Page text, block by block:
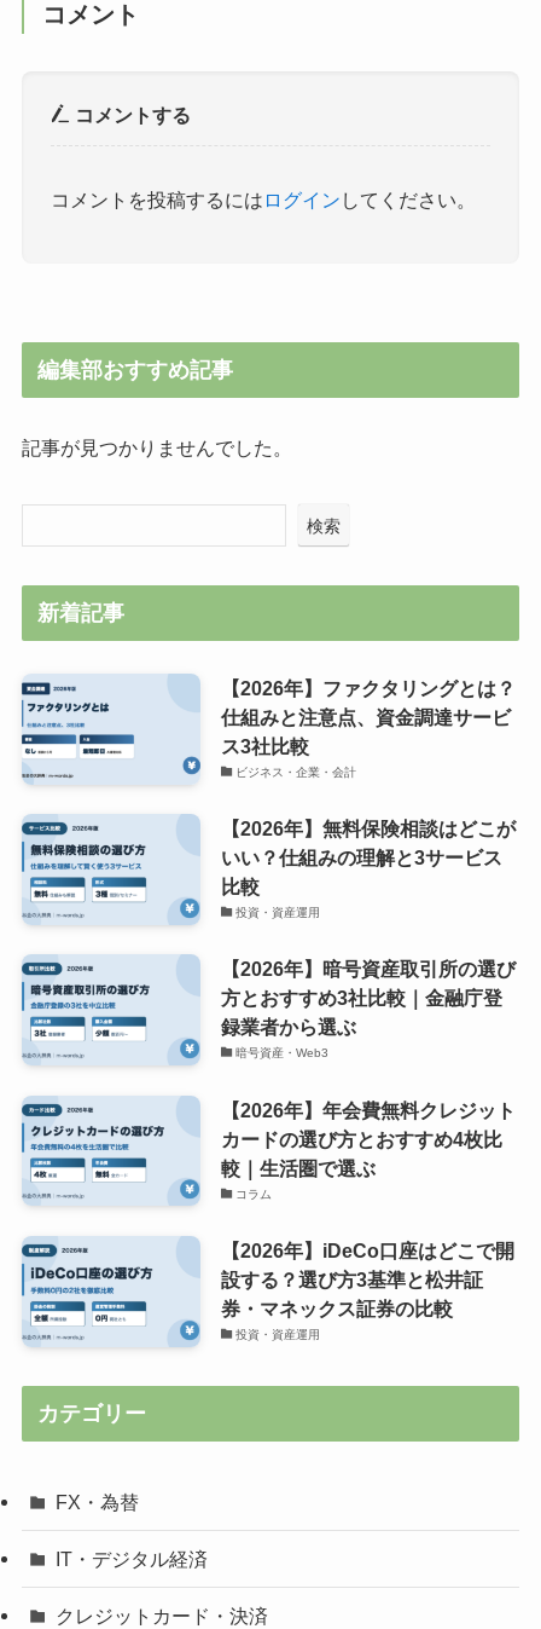
コメント
コメントする
コメントを投稿するには ログイン してください。
編集部おすすめ記事
記事が見つかりませんでした。
検索
新着記事
【2026年】ファクタリングとは？
仕組みと注意点、資金調達サービ
ス3社比較
ビジネス・企業・会計
【2026年】無料保険相談はどこが
いい？仕組みの理解と3サービス
比較
投資・資産運用
【2026年】暗号資産取引所の選び
方とおすすめ3社比較｜金融庁登
録業者から選ぶ
暗号資産・Web3
【2026年】年会費無料クレジット
カードの選び方とおすすめ4枚比
較｜生活圏で選ぶ
コラム
【2026年】iDeCo口座はどこで開
設する？選び方3基準と松井証
券・マネックス証券の比較
投資・資産運用
カテゴリー
FX・為替
IT・デジタル経済
クレジットカード・決済